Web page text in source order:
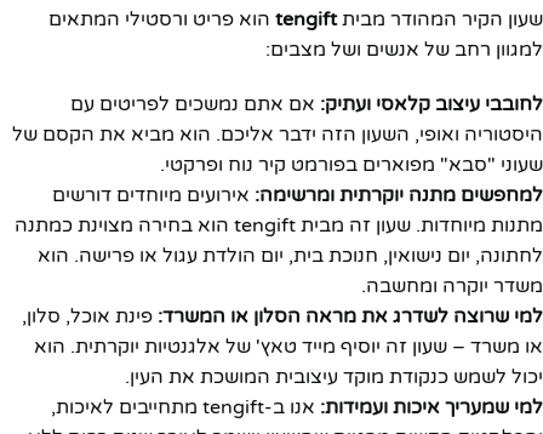
שעון הקיר המהודר מביתtengift הוא פריט ורסטילי המתאים
למגוון רחב של אנשים ושל מצבים:
לחובבי עיצוב קלאסי ועתיק: אם אתם נמשכים לפריטים עם
היסטוריה ואופי, השעון הזה ידבר אליכם. הוא מביא את הקסם של
שעוני "סבא" מפוארים בפורמט קיר נוח ופרקטי.
למחפשים מתנה יוקרתית ומרשימה: אירועים מיוחדים דורשים
מתנות מיוחדות. שעון זה מבית tengift הוא בחירה מצוינת כמתנה
לחתונה, יום נישואין, חנוכת בית, יום הולדת עגול או פרישה. הוא
משדר יוקרה ומחשבה.
למי שרוצה לשדרג את מראה הסלון או המשרד: פינת אוכל, סלון,
או משרד – שעון זה יוסיף מייד טאץ' של אלגנטיות יוקרתית. הוא
יכול לשמש כנקודת מוקד עיצובית המושכת את העין.
למי שמעריך איכות ועמידות:
אנו ב-tengift מתחייבים לאיכות,